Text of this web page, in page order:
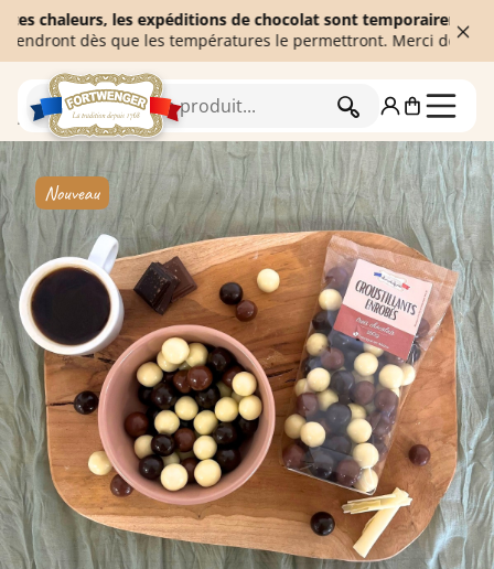
les expéditions de chocolat sont temporairement
dès que les températures le permettront. Merci de votre
RECHERCHER
Accueil Chocolaterie